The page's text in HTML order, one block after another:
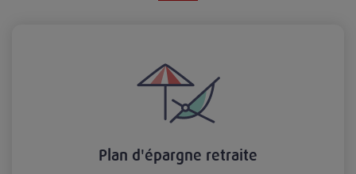
Plan d'épargne retraite